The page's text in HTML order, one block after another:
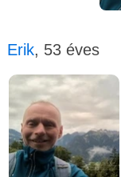
Erik, 53 éves